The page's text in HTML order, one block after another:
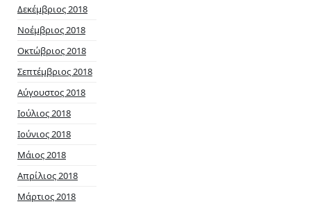
Δεκέμβριος 2018
Νοέμβριος 2018
Οκτώβριος 2018
Σεπτέμβριος 2018
Αύγουστος 2018
Ιούλιος 2018
Ιούνιος 2018
Μάιος 2018
Απρίλιος 2018
Μάρτιος 2018